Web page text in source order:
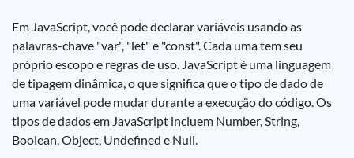
Em JavaScript, você pode declarar variáveis usando as
palavras-chave "var", "let" e "const". Cada uma tem seu
próprio escopo e regras de uso. JavaScript é uma linguagem
de tipagem dinâmica, o que significa que o tipo de dado de
uma variável pode mudar durante a execução do código. Os
tipos de dados em JavaScript incluem Number, String,
Boolean, Object, Undefined e Null.